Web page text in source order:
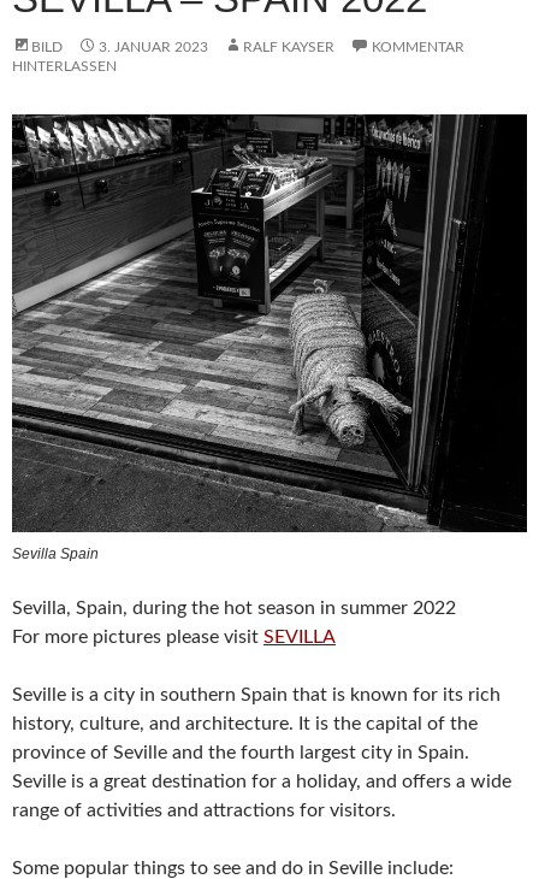
BILD 3. JANUAR 2023 RALF KAYSER
KOMMENTAR
HINTERLASSEN
Sevilla Spain
Sevilla, Spain, during the hot season in summer 2022
For more pictures please visit SEVILLA
Seville is a city in southern Spain that is known for its rich
history, culture, and architecture. It is the capital of the
province of Seville and the fourth largest city in Spain.
Seville is a great destination for a holiday, and offers a wide
range of activities and attractions for visitors.
Some popular things to see and do in Seville include: